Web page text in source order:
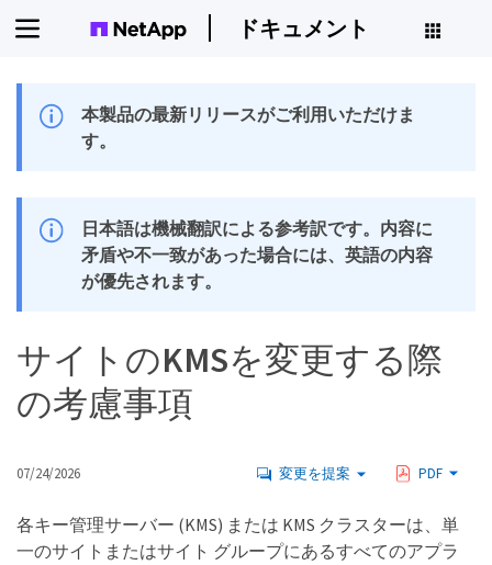
ドキュメント
本製品の最新リリースがご利用いただけま
す。
日本語は機械翻訳による参考訳です。内容に
矛盾や不一致があった場合には、英語の内容
が優先されます。
サイトのKMSを変更する際
の考慮事項
07/24/2026 変更を提案 PDF
各キー管理サーバー (KMS) または KMS クラスターは、単
一のサイトまたはサイト グループにあるすべてのアプラ